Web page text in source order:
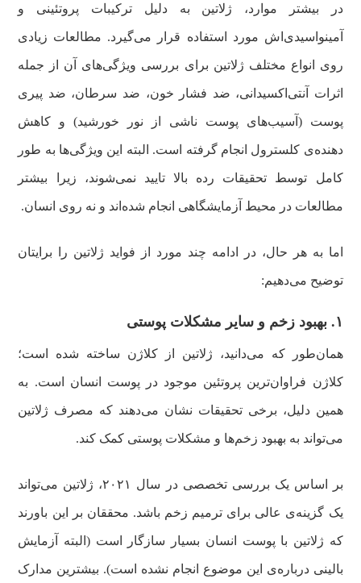
در بیشتر موارد، ژلاتین به دلیل ترکیبات پروتئینی و
آمینواسیدی‌اش مورد استفاده قرار می‌گیرد. مطالعات زیادی
روی انواع مختلف ژلاتین برای بررسی ویژگی‌های آن از جمله
اثرات آنتی‌اکسیدانی، ضد فشار خون، ضد سرطان، ضد پیری
پوست (آسیب‌های پوست ناشی از نور خورشید) و کاهش
دهنده‌ی کلسترول انجام گرفته است. البته این ویژگی‌ها به طور
کامل توسط تحقیقات رده بالا تایید نمی‌شوند، زیرا بیشتر
مطالعات در محیط آزمایشگاهی انجام شده‌اند و نه روی انسان.
اما به هر حال، در ادامه چند مورد از فواید ژلاتین را برایتان
توضیح می‌دهیم:
۱. بهبود زخم و سایر مشکلات پوستی
همان‌طور که می‌دانید، ژلاتین از کلاژن ساخته شده است؛
کلاژن فراوان‌ترین پروتئین موجود در پوست انسان است. به
همین دلیل، برخی تحقیقات نشان می‌دهند که مصرف ژلاتین
می‌تواند به بهبود زخم‌ها و مشکلات پوستی کمک کند.
بر اساس یک بررسی تخصصی در سال ۲۰۲۱، ژلاتین می‌تواند
یک گزینه‌ی عالی برای ترمیم زخم باشد. محققان بر این باورند
که ژلاتین با پوست انسان بسیار سازگار است (البته آزمایش
بالینی درباره‌ی این موضوع انجام نشده است). بیشترین مدارک